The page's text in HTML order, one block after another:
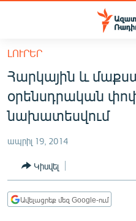
Մատչելիության
հիմնական
բովանդակությանը
Անցնել
հիմնական
մենյուին
ՀԱՅԱՍՏԱՆ
ՔԱՂԱՔԱԿԱՆ
ՀԱՍԱՐԱԿՈՒԹՅՈՒՆ
ՏՆՏԵՍՈՒԹՅՈՒՆ
ԼՈՒՐԵՐ
Հարկային և
օրենսդրական
նախատեսվում
ապրիլ 19, 2014
Կիսվել
Ավելացրեք մեզ Google-ում